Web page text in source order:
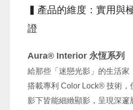
▍產品的維度：實用與
證
Aura® Interior 永恆系列
給那些「迷戀光影」的生活家
搭載專利 Color Lock® 技術，
影下皆能細緻顯影，呈現深邃